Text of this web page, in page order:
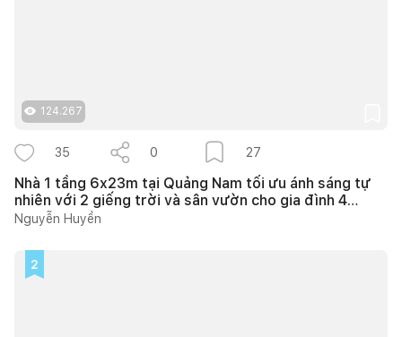
124.267
35 0 27
Nhà 1 tầng 6x23m tại Quảng Nam tối ưu ánh sáng tự
nhiên với 2 giếng trời và sân vườn cho gia đình 4
người
Nguyễn Huyền
2